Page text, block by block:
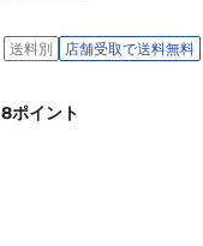
送料別 店舗受取で送料無料
8ポイント